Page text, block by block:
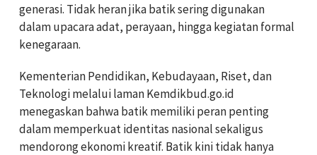
generasi. Tidak heran jika batik sering digunakan
dalam upacara adat, perayaan, hingga kegiatan formal
kenegaraan.
Kementerian Pendidikan, Kebudayaan, Riset, dan
Teknologi melalui laman Kemdikbud.go.id
menegaskan bahwa batik memiliki peran penting
dalam memperkuat identitas nasional sekaligus
mendorong ekonomi kreatif. Batik kini tidak hanya